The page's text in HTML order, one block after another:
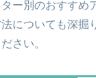
ー別のおすすめ
についても深掘
さい。